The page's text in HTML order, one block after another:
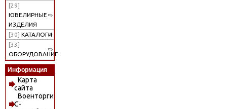
[29]
ЮВЕЛИРНЫЕ
ИЗДЕЛИЯ
[30] КАТАЛОГИ
[33]
ОБОРУДОВАНИЕ
Информация
Карта
сайта
Военторги
С-